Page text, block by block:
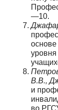
—10.
уровня
В.В.,
и
во